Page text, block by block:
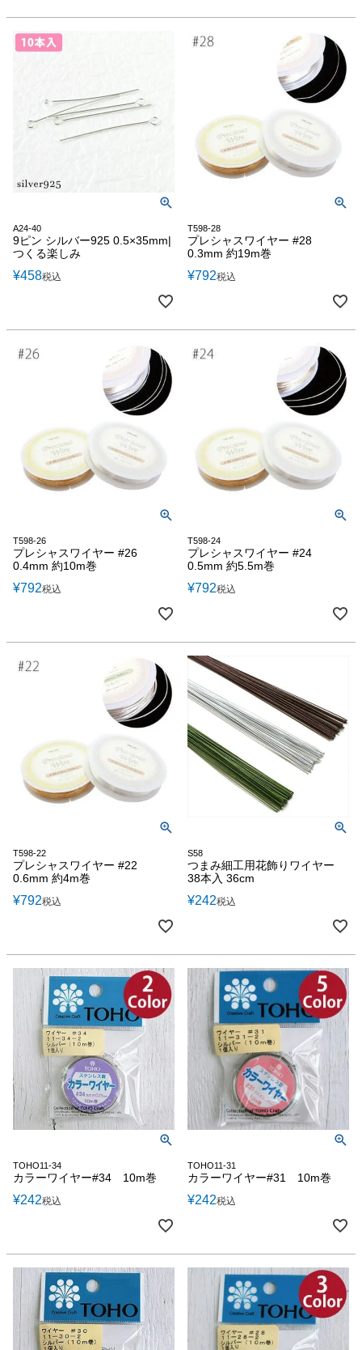
A24-40
9ピン シルバー925 0.5×35mm|
つくる楽しみ
¥458税込
T598-28
プレシャスワイヤー #28
0.3mm 約19m巻
¥792税込
T598-26
プレシャスワイヤー #26
0.4mm 約10m巻
¥792税込
T598-24
プレシャスワイヤー #24
0.5mm 約5.5m巻
¥792税込
T598-22
プレシャスワイヤー #22
0.6mm 約4m巻
¥792税込
S58
つまみ細工用花飾りワイヤー
38本入 36cm
¥242税込
TOHO11-34
カラーワイヤー#34 10m巻
¥242税込
TOHO11-31
カラーワイヤー#31 10m巻
¥242税込